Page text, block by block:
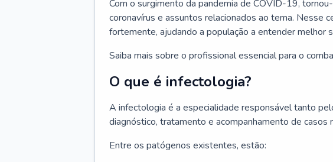
Com o surgimento da pandemia de COVID-19,
coronavírus e assuntos relacionados ao tema. Nesse
fortemente, ajudando a população a entender melhor
Saiba mais sobre o profissional essencial para o
O que é infectologia?
A infectologia é a especialidade responsável tanto
diagnóstico, tratamento e acompanhamento de casos
Entre os patógenos existentes, estão: